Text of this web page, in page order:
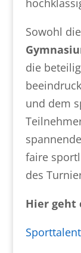
Sowohl die
die
und dem
faire
des
Hier geht